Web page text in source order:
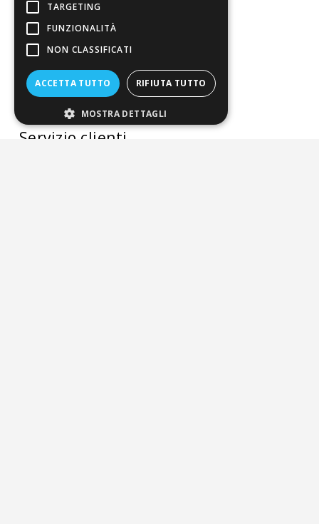
Vendi con noi
Chi siamo
Chi Siamo
Servizio clienti
TARGETING
FUNZIONALITÀ
NON CLASSIFICATI
ACCETTA TUTTO RIFIUTA TUTTO
MOSTRA DETTAGLI